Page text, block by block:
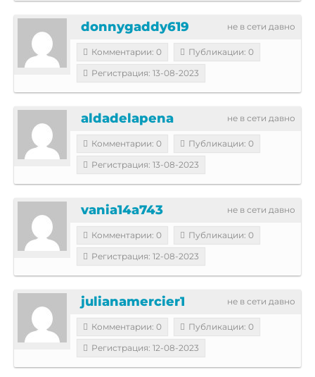
не в сети давно
donnygaddy619
Комментарии: 0
Публикации: 0
Регистрация: 13-08-2023
не в сети давно
aldadelapena
Комментарии: 0
Публикации: 0
Регистрация: 13-08-2023
не в сети давно
vania14a743
Комментарии: 0
Публикации: 0
Регистрация: 12-08-2023
не в сети давно
julianamercier1
Комментарии: 0
Публикации: 0
Регистрация: 12-08-2023